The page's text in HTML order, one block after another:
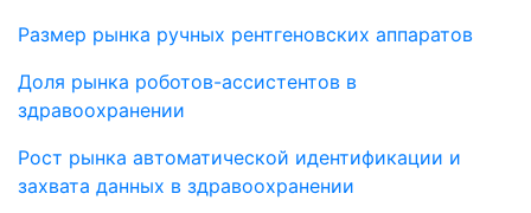
Размер рынка ручных рентгеновских аппаратов
Доля рынка роботов-ассистентов в
здравоохранении
Рост рынка автоматической идентификации и
захвата данных в здравоохранении